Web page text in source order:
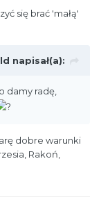
się brać 'małą'
napisał(a):
damy radę,
dobre warunki
Rakoń,